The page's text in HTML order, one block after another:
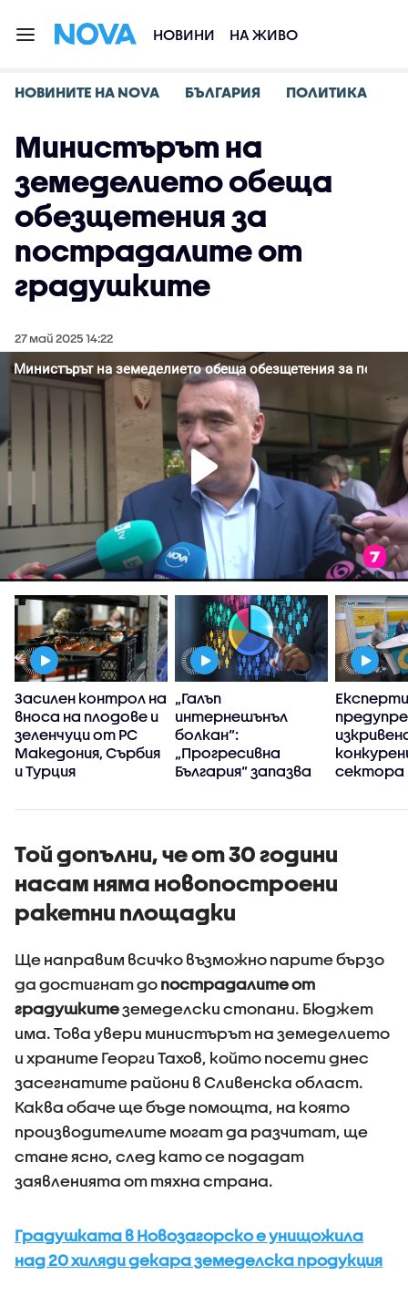
НОВИНИ НА ЖИВО
НОВИНИТЕ НА NOVA БЪЛГАРИЯ ПОЛИТИКА
Министърът на
земеделието обеща
обезщетения за
пострадалите от
градушките
27 май 2025 14:22
Засилен контрол на
вноса на плодове и
зеленчуци от РС
Македония, Сърбия
и Турция
„Галъп
интернешънъл
болкан“:
„Прогресивна
България“ запазва
доверие през
управление
Експерти
сектора
Той допълни, че от 30 години
насам няма новопостроени
ракетни площадки
Ще направим всичко възможно парите бързо
да достигнат до пострадалите от
градушкитеземеделски стопани. Бюджет
има. Това увери министърът на земеделието
и храните Георги Тахов, който посети днес
засегнатите райони в Сливенска област.
Каква обаче ще бъде помощта, на която
производителите могат да разчитат, ще
стане ясно, след като се подадат
заявленията от тяхна страна.
Градушката в Новозагорско е унищожила
над 20 хиляди декара земеделска продукция